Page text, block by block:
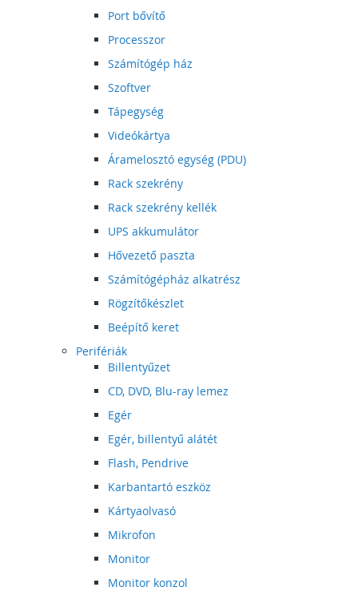
Port bővítő
Processzor
Számítógép ház
Szoftver
Tápegység
Videókártya
Áramelosztó egység (PDU)
Rack szekrény
Rack szekrény kellék
UPS akkumulátor
Hővezető paszta
Számítógépház alkatrész
Rögzítőkészlet
Beépítő keret
Perifériák
Billentyűzet
CD, DVD, Blu-ray lemez
Egér
Egér, billentyű alátét
Flash, Pendrive
Karbantartó eszköz
Kártyaolvasó
Mikrofon
Monitor
Monitor konzol